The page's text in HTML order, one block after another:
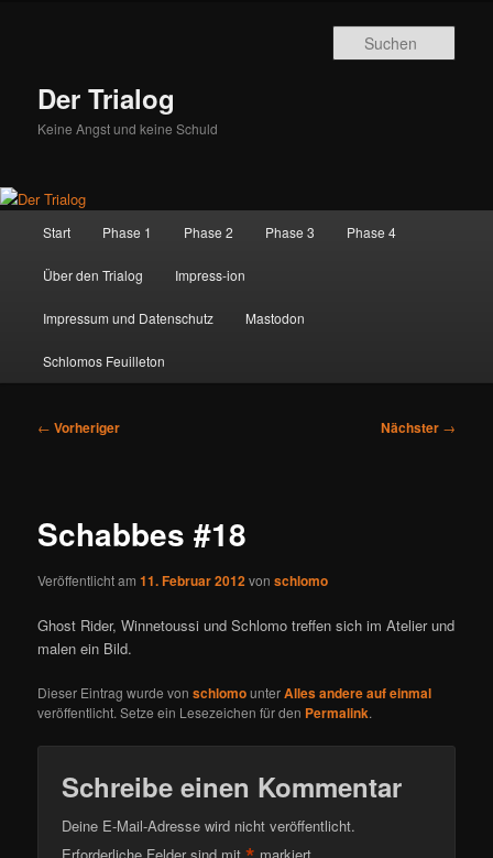
Der Trialog
Keine Angst und keine Schuld
Start Phase 1 Phase 2 Phase 3 Phase 4
Über den Trialog Impress-ion
Impressum und Datenschutz Mastodon
Schlomos Feuilleton
Beitragsnavigation
← Vorheriger Nächster →
Schabbes #18
Veröffentlicht am11. Februar 2012vonschlomo
Ghost Rider, Winnetoussi und Schlomo treffen sich im Atelier und
malen ein Bild.
Dieser Eintrag wurde vonschlomounterAlles andere auf einmal
veröffentlicht. Setze ein Lesezeichen für den Permalink.
Schreibe einen Kommentar
Deine E-Mail-Adresse wird nicht veröffentlicht.